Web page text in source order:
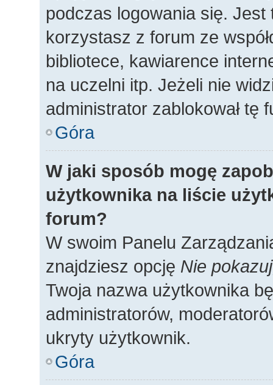
podczas logowania się.
korzystasz z forum ze
bibliotece, kawiarence
na uczelni itp. Jeżeli nie
administrator zablokował tę
Góra
W jaki sposób mogę
użytkownika na liście
forum?
W swoim Panelu
znajdziesz opcję Nie
Twoja nazwa użytkownika
administratorów,
ukryty użytkownik.
Góra